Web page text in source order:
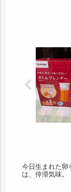
今日生まれた卵
は、停滞気味。